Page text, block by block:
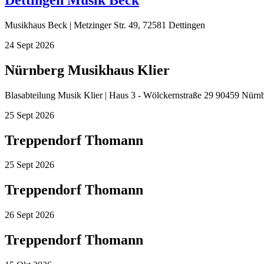
Musikhaus Beck | Metzinger Str. 49, 72581 Dettingen
24 Sept 2026
Nürnberg Musikhaus Klier
Blasabteilung Musik Klier | Haus 3 - Wölckernstraße 29 90459
25 Sept 2026
Treppendorf Thomann
25 Sept 2026
Treppendorf Thomann
26 Sept 2026
Treppendorf Thomann